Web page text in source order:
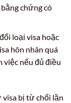
chứng có
loại visa hoặc
hôn nhân quá
việc nếu đủ điều
visa bị từ chối lần